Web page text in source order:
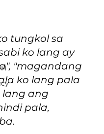
tungkol sa
ko lang ay
"magandang
ko lang pala
lang ang
pala,